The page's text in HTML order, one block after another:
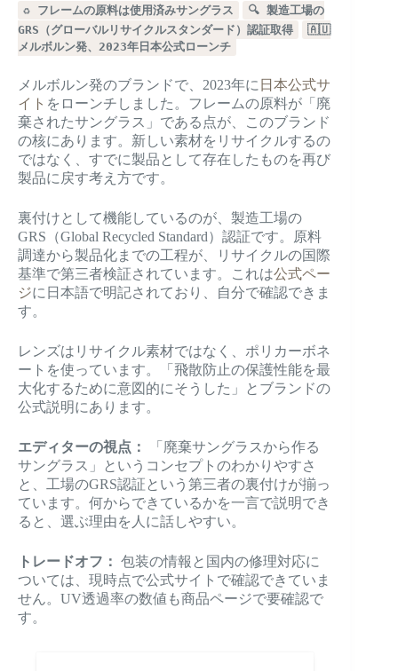
♻️ フレームの原料は使用済みサングラス
🔍 製造工場の
GRS（グローバルリサイクルスタンダード）認証取得
🇦🇺
メルボルン発、2023年日本公式ローンチ
メルボルン発のブランドで、2023年に 日本公式サ
イト をローンチしました。フレームの原料が「廃
棄されたサングラス」である点が、このブランド
の核にあります。新しい素材をリサイクルするの
ではなく、すでに製品として存在したものを再び
製品に戻す考え方です。
裏付けとして機能しているのが、製造工場の
GRS（Global Recycled Standard）認証です。原料
調達から製品化までの工程が、リサイクルの国際
基準で第三者検証されています。これは公式ペー
ジに日本語で明記されており、自分で確認できま
す。
レンズはリサイクル素材ではなく、ポリカーボネ
ートを使っています。「飛散防止の保護性能を最
大化するために意図的にそうした」とブランドの
公式説明にあります。
エディターの視点：
「廃棄サングラスから作る
サングラス」というコンセプトのわかりやすさ
と、工場のGRS認証という第三者の裏付けが揃っ
ています。何からできているかを一言で説明でき
ると、選ぶ理由を人に話しやすい。
トレードオフ： 包装の情報と国内の修理対応に
ついては、現時点で公式サイトで確認できていま
せん。UV透過率の数値も商品ページで要確認で
す。